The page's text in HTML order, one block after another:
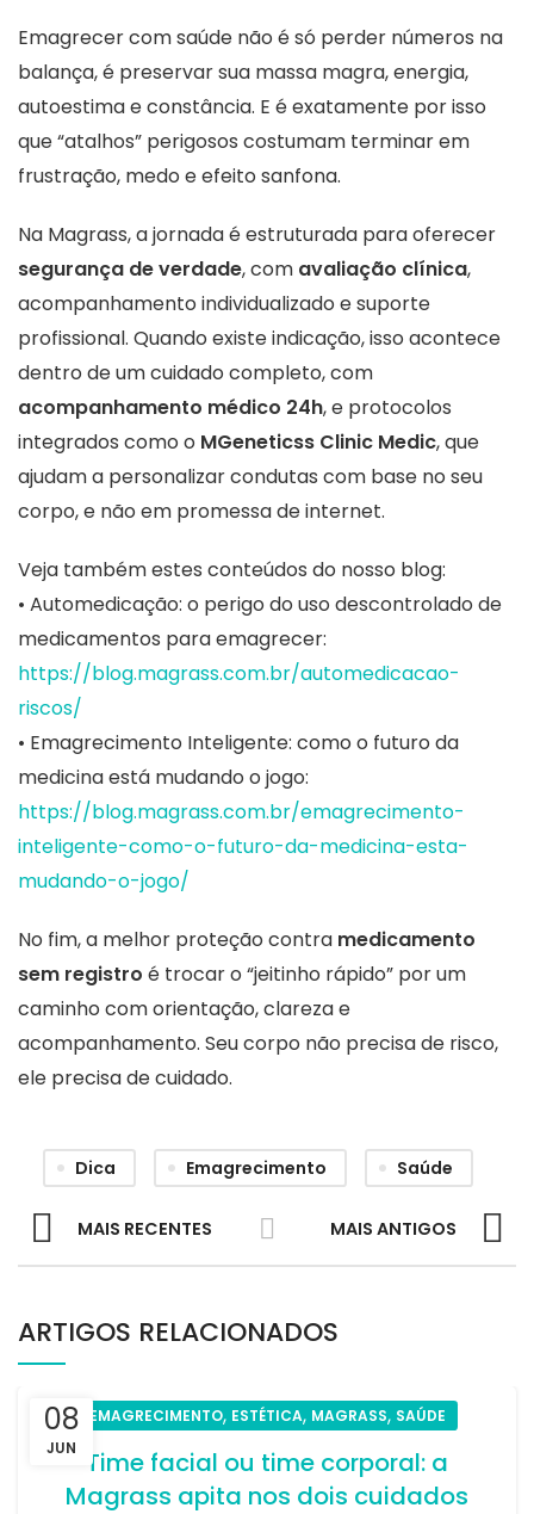
Emagrecer com saúde não é só perder números na
balança, é preservar sua massa magra, energia,
autoestima e constância. E é exatamente por isso
que “atalhos” perigosos costumam terminar em
frustração, medo e efeito sanfona.
Na Magrass, a jornada é estruturada para oferecer
segurança de verdade, com avaliação clínica,
acompanhamento individualizado e suporte
profissional. Quando existe indicação, isso acontece
dentro de um cuidado completo, com
acompanhamento médico 24h, e protocolos
integrados como o MGeneticss Clinic Medic, que
ajudam a personalizar condutas com base no seu
corpo, e não em promessa de internet.
Veja também estes conteúdos do nosso blog:
• Automedicação: o perigo do uso descontrolado de
medicamentos para emagrecer:
https://blog.magrass.com.br/automedicacao-
riscos/
• Emagrecimento Inteligente: como o futuro da
medicina está mudando o jogo:
https://blog.magrass.com.br/emagrecimento-
inteligente-como-o-futuro-da-medicina-esta-
mudando-o-jogo/
No fim, a melhor proteção contra medicamento
sem registro é trocar o “jeitinho rápido” por um
caminho com orientação, clareza e
acompanhamento. Seu corpo não precisa de risco,
ele precisa de cuidado.
Dica Emagrecimento Saúde
MAIS RECENTES MAIS ANTIGOS
ARTIGOS RELACIONADOS
08
JUN
EMAGRECIMENTO, ESTÉTICA, MAGRASS, SAÚDE
Time facial ou time corporal: a
Magrass apita nos dois cuidados